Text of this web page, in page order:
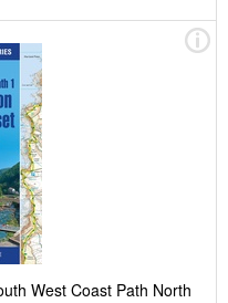
West Coast Path North